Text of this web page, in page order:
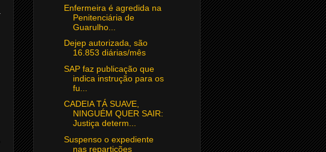
Enfermeira é agredida na
Penitenciária de
Guarulho...
Dejep autorizada, são
16.853 diárias/mês
SAP faz publicação que
indica instrução para os
fu...
CADEIA TÁ SUAVE,
NINGUÉM QUER SAIR:
Justiça determ...
Suspenso o expediente
nas repartições